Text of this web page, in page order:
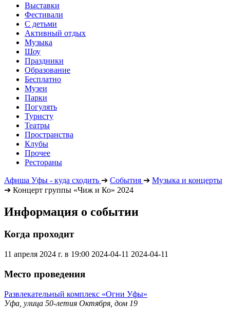
Выставки
Фестивали
С детьми
Активный отдых
Музыка
Шоу
Праздники
Образование
Бесплатно
Музеи
Парки
Погулять
Туристу
Театры
Пространства
Клубы
Прочее
Рестораны
Афиша Уфы - куда сходить ➔ События ➔ Музыка и концерты
➔ Концерт группы «Чиж и Ко» 2024
Информация о событии
Когда проходит
11 апреля 2024 г. в 19:00 2024-04-11 2024-04-11
Место проведения
Развлекательный комплекс «Огни Уфы»
Уфа, улица 50-летия Октября, дом 19